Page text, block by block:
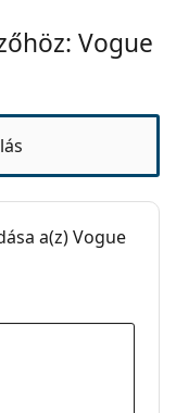
45
Vogue
a(z) Vogue